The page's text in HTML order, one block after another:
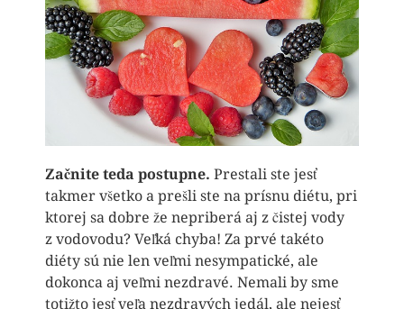
Začnite teda postupne. Prestali ste jesť
takmer všetko a prešli ste na prísnu diétu, pri
ktorej sa dobre že nepriberá aj z čistej vody
z vodovodu? Veľká chyba! Za prvé takéto
diéty sú nie len veľmi nesympatické, ale
dokonca aj veľmi nezdravé. Nemali by sme
totižto jesť veľa nezdravých jedál, ale nejesť